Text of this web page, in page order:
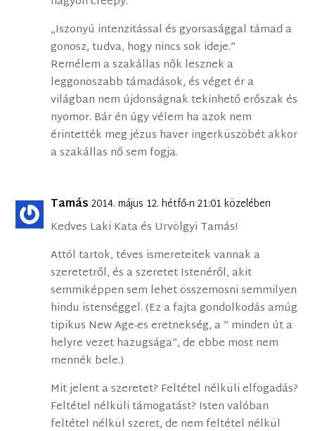
„Iszonyú intenzitással és gyorsasággal támad a
gonosz, tudva, hogy nincs sok ideje.”
Remélem a szakállas nők lesznek a
leggonoszabb támadások, és véget ér a
világban nem újdonságnak tekinhető erőszak és
nyomor. Bár én úgy vélem ha azok nem
érintették meg jézus haver ingerküszöbét akkor
a szakállas nő sem fogja.
Tamás 2014. május 12. hétfő-n 21:01 közelében
Kedves Laki Kata és Urvölgyi Tamás!
Attól tartok, téves ismereteitek vannak a
szeretetről, és a szeretet Istenéről, akit
semmiképpen sem lehet összemosni semmilyen
hindu istenséggel. (Ez a fajta gondolkodás amúg
tipikus New Age-es eretnekség, a ” minden út a
helyre vezet hazugsága”, de ebbe most nem
mennék bele.)
Mit jelent a szeretet? Feltétel nélküli elfogadás?
Feltétel nélküli támogatást? Isten valóban
feltétel nélkül szeret, de nem feltétel nélkül